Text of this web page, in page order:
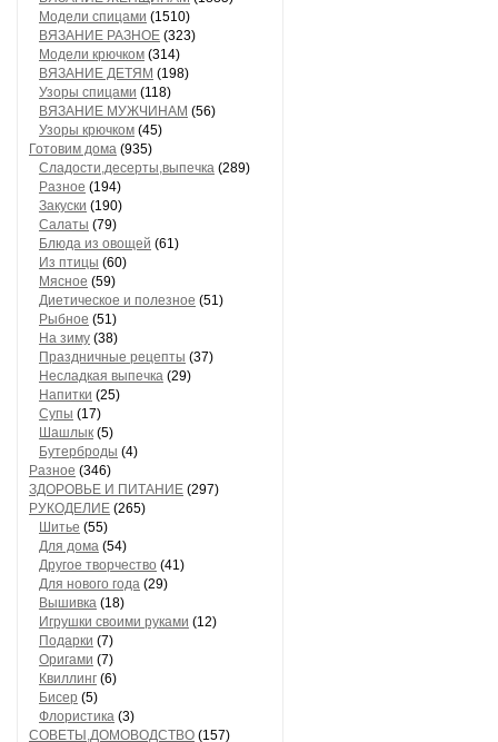
Модели спицами (1510)
ВЯЗАНИЕ РАЗНОЕ (323)
Модели крючком (314)
ВЯЗАНИЕ ДЕТЯМ (198)
Узоры спицами (118)
ВЯЗАНИЕ МУЖЧИНАМ (56)
Узоры крючком (45)
Готовим дома (935)
Сладости,десерты,выпечка (289)
Разное (194)
Закуски (190)
Салаты (79)
Блюда из овощей (61)
Из птицы (60)
Мясное (59)
Диетическое и полезное (51)
Рыбное (51)
На зиму (38)
Праздничные рецепты (37)
Несладкая выпечка (29)
Напитки (25)
Супы (17)
Шашлык (5)
Бутерброды (4)
Разное (346)
ЗДОРОВЬЕ И ПИТАНИЕ (297)
РУКОДЕЛИЕ (265)
Шитье (55)
Для дома (54)
Другое творчество (41)
Для нового года (29)
Вышивка (18)
Игрушки своими руками (12)
Подарки (7)
Оригами (7)
Квиллинг (6)
Бисер (5)
Флористика (3)
СОВЕТЫ,ДОМОВОДСТВО (157)